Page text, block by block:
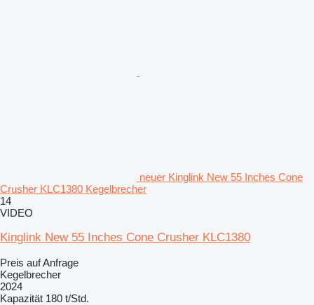
neuer Kinglink New 55 Inches Cone
Crusher KLC1380 Kegelbrecher
14
VIDEO
Kinglink New 55 Inches Cone Crusher KLC1380
Preis auf Anfrage
Kegelbrecher
2024
Kapazität 180 t/Std.